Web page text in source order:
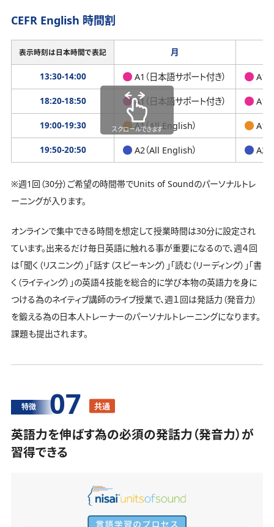
CEFR English 時間割
表示時刻は日本時間で表記 月
13:30-14:00 A1（日本語サポート付き） A1
18:20-18:50 A1（日本語サポート付き） A1
19:00-19:30 A1（All English） A1
19:50-20:50 A2（All English） A2
スクロールできます
※週1回（30分）ご希望の時間帯でUnits of Soundのパーソナルトレ
ーニングが入ります。
オンラインで集中できる時間を想定して授業時間は30分に設定され
ています。出来るだけ毎日英語に触れる事が重要になるので、週４回
は「聞く（リスニング）」「話す（スピーキング）」「読む（リーディング）」「書
く（ライティング）」の英語４技能を総合的に学び本物の英語力を身に
つける為のネイティブ講師のライブ授業で、週１回は発話力（発音力）
を鍛える為の日本人トレーナーのパーソナルトレーニングになります。
課題も提出されます。
特徴 07 共通
英語力を伸ばす為の必須の発話力（発音力）が
習得できる